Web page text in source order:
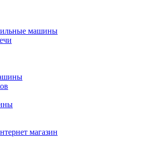
машины
магазин